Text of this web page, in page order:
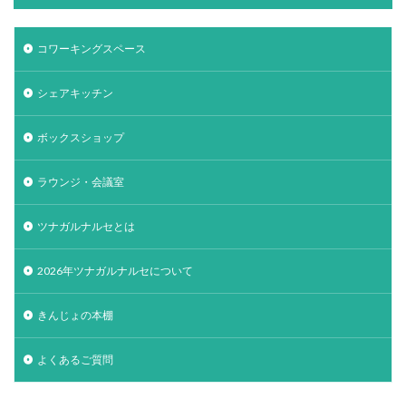
コワーキングスペース
シェアキッチン
ボックスショップ
ラウンジ・会議室
ツナガルナルセとは
2026年ツナガルナルセについて
きんじょの本棚
よくあるご質問